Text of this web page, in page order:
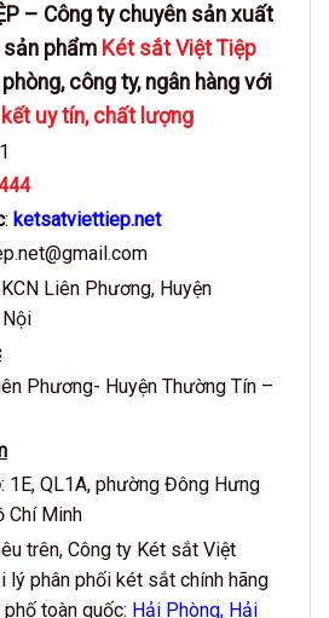
– Công ty chuyên sản xuất
phẩm Két sắt Việt Tiệp
công ty, ngân hàng với
kết uy tín, chất lượng
: ketsatviettiep.net
Liên Phương, Huyện
Nội
Phương- Huyện Thường Tín –
: 1E, QL1A, phường Đông Hưng
Chí Minh
trên, Công ty Két sắt Việt
lý phân phối két sắt chính hãng
toàn quốc: Hải Phòng, Hải